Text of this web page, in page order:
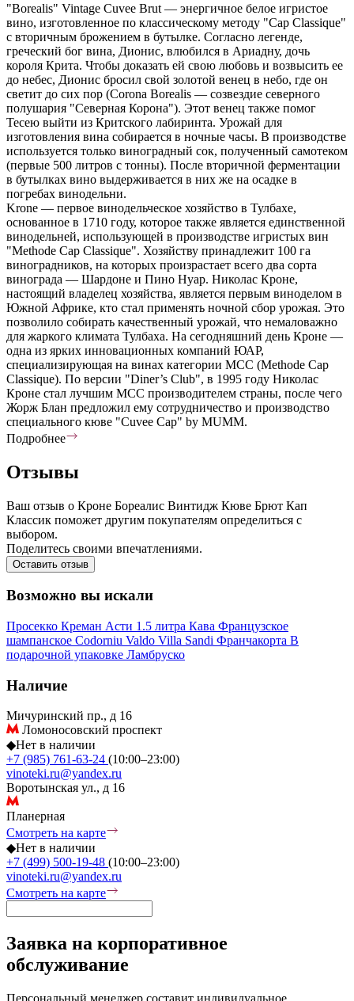
"Borealis" Vintage Cuvee Brut — энергичное белое игристое
вино, изготовленное по классическому методу "Cap Classique"
с вторичным брожением в бутылке. Согласно легенде,
греческий бог вина, Дионис, влюбился в Ариадну, дочь
короля Крита. Чтобы доказать ей свою любовь и возвысить ее
до небес, Дионис бросил свой золотой венец в небо, где он
светит до сих пор (Corona Borealis — созвездие северного
полушария "Северная Корона"). Этот венец также помог
Тесею выйти из Критского лабиринта. Урожай для
изготовления вина собирается в ночные часы. В производстве
используется только виноградный сок, полученный самотеком
(первые 500 литров с тонны). После вторичной ферментации
в бутылках вино выдерживается в них же на осадке в
погребах винодельни.
Krone — первое винодельческое хозяйство в Тулбахе,
основанное в 1710 году, которое также является единственной
винодельней, использующей в производстве игристых вин
"Methode Cap Classique". Хозяйству принадлежит 100 га
виноградников, на которых произрастает всего два сорта
винограда — Шардоне и Пино Нуар. Николас Кроне,
настоящий владелец хозяйства, является первым виноделом в
Южной Африке, кто стал применять ночной сбор урожая. Это
позволило собирать качественный урожай, что немаловажно
для жаркого климата Тулбаха. На сегодняшний день Кроне —
одна из ярких инновационных компаний ЮАР,
специализирующая на винах категории МСС (Methode Cap
Classique). По версии "Diner’s Club", в 1995 году Николас
Кроне стал лучшим МСС производителем страны, после чего
Жорж Блан предложил ему сотрудничество и производство
специального кюве "Cuvee Cap" by MUMM.
Подробнее
Отзывы
Ваш отзыв о Кроне Бореалис Винтидж Кюве Брют Кап
Классик поможет другим покупателям определиться с
выбором.
Поделитесь своими впечатлениями.
Оставить отзыв
Возможно вы искали
Просекко Креман Асти 1.5 литра Кава Французское
шампанское Codorniu Valdo Villa Sandi Франчакорта В
подарочной упаковке Ламбруско
Наличие
Мичуринский пр., д 16
Ломоносовский проспект
◆Нет в наличии
+7 (985) 761-63-24 (10:00–23:00)
vinoteki.ru@yandex.ru
Воротынская ул., д 16
Планерная
Смотреть на карте
◆Нет в наличии
+7 (499) 500-19-48 (10:00–23:00)
vinoteki.ru@yandex.ru
Смотреть на карте
Заявка на корпоративное
обслуживание